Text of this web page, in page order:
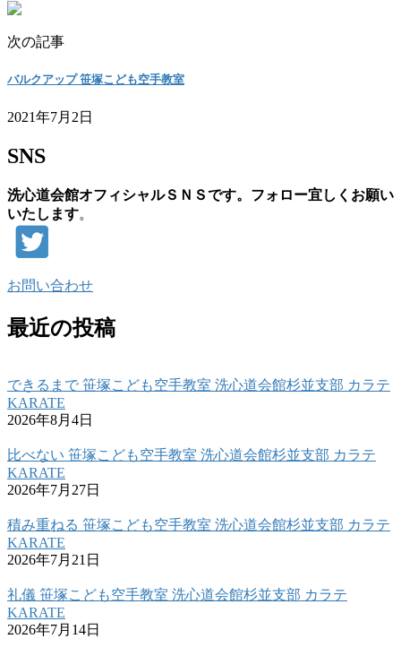
次の記事
バルクアップ 笹塚こども空手教室
2021年7月2日
SNS
洗心道会館オフィシャルＳＮＳです。フォロー宜しくお願い
いたします。
お問い合わせ
最近の投稿
できるまで 笹塚こども空手教室 洗心道会館杉並支部 カラテ
KARATE
2026年8月4日
比べない 笹塚こども空手教室 洗心道会館杉並支部 カラテ
KARATE
2026年7月27日
積み重ねる 笹塚こども空手教室 洗心道会館杉並支部 カラテ
KARATE
2026年7月21日
礼儀 笹塚こども空手教室 洗心道会館杉並支部 カラテ
KARATE
2026年7月14日